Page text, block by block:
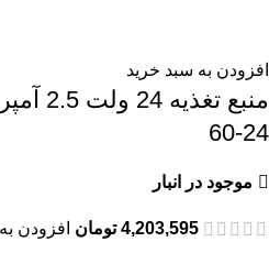
افزودن به سبد خرید
60-24
موجود در انبار
4,203,595 تومان افزودن